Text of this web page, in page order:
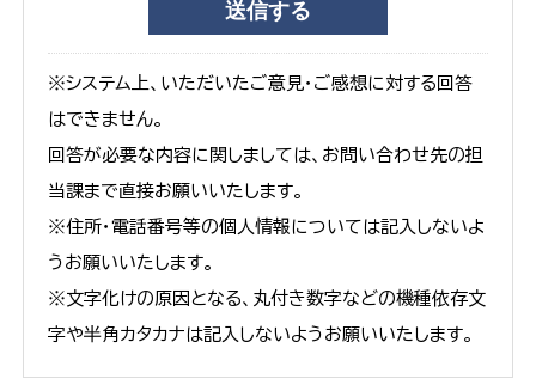
※システム上、いただいたご意見・ご感想に対する回答
はできません。
回答が必要な内容に関しましては、お問い合わせ先の担
当課まで直接お願いいたします。
※住所・電話番号等の個人情報については記入しないよ
うお願いいたします。
※文字化けの原因となる、丸付き数字などの機種依存文
字や半角カタカナは記入しないようお願いいたします。